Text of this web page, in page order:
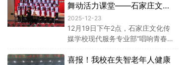
路径、找准学习方向。
舞动活力课堂——石家庄文化
传媒学校现代服务专业部举办
课桌操与合唱展演
2025-12-23
12月19日下午2点，石家庄文化传
媒学校现代服务专业部“唱响青春旋
演在学校明德堂隆重举行，一场青
喜报！我校在失智老年人健康